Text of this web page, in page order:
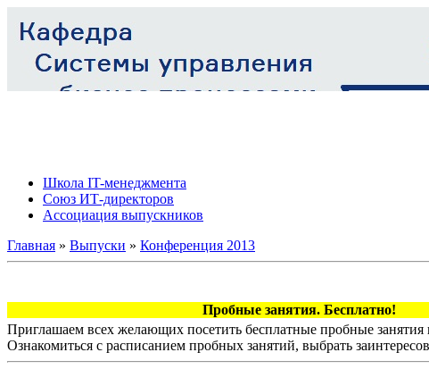
Школа IT-менеджмента
Союз ИТ-директоров
Ассоциация выпускников
Главная » Выпуски » Конференция 2013
Пробные занятия. Бесплатно!
Приглашаем всех желающих посетить бесплатные пробные
Ознакомиться с расписанием пробных занятий, выбрать